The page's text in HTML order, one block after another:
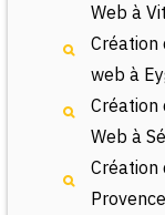
Web à
Création
web à
Création
Web à
Création